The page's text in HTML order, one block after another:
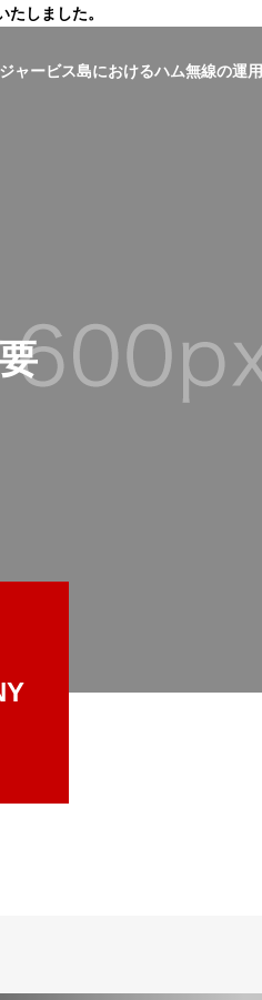
しました。
ジャービス島におけるハム無線の運用